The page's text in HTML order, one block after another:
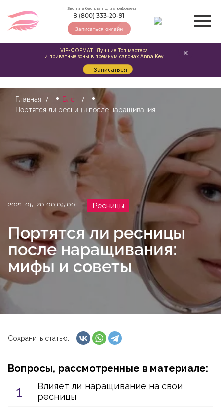
Звоните бесплатно, мы работаем
8 (800) 333-20-91
Записаться онлайн
Главная
Блог
Портятся ли ресницы после наращивания
2021-05-20 00:05:00 Ресницы
Портятся ли ресницы
после наращивания:
мифы и советы
Сохранить статью:
Вопросы, рассмотренные в материале:
Влияет ли наращивание на свои
ресницы
VIP-ФОРМАТ: Лучшие Топ мастера
и приватные зоны в премиум салонах Anna Key
Записаться